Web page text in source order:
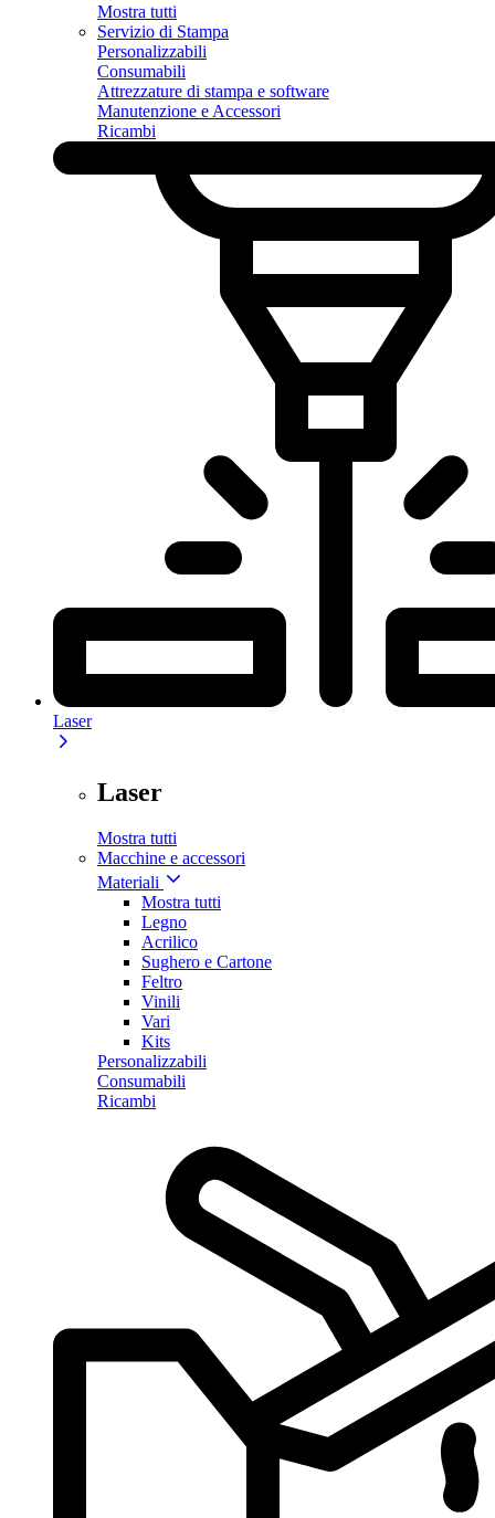
Mostra tutti
Servizio di Stampa
Personalizzabili
Consumabili
Attrezzature di stampa e software
Manutenzione e Accessori
Ricambi
Laser
Laser
Mostra tutti
Macchine e accessori
Materiali
Mostra tutti
Legno
Acrilico
Sughero e Cartone
Feltro
Vinili
Vari
Kits
Personalizzabili
Consumabili
Ricambi